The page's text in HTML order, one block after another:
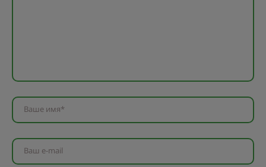
Ваше имя*
Ваш e-mail